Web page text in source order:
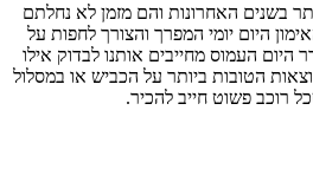
בשנים האחרונות והם מזמן לא נחלתם
היום יומי המפרך והצורך לחפות על
היום העמוס מחייבים אותנו לבדוק אילו
הטובות ביותר על הכביש או במסלול
רוכב פשוט חייב להכיר.